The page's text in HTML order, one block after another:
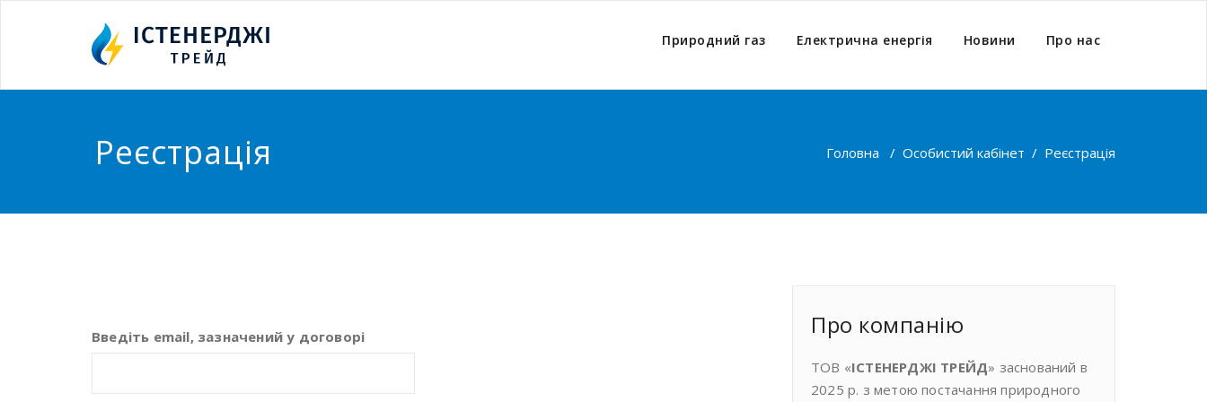
Природний газ Електрична енергія Новини Про нас
Реєстрація Головна / Особистий кабінет / Реєстрація
Введіть email, зазначений у договорі Про компанiю
ТОВ «ІСТЕНЕРДЖІ ТРЕЙД» заснований в
2025 р. з метою постачання природного